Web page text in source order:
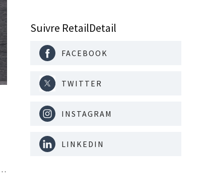
Suivre RetailDetail
FACEBOOK
TWITTER
INSTAGRAM
LINKEDIN